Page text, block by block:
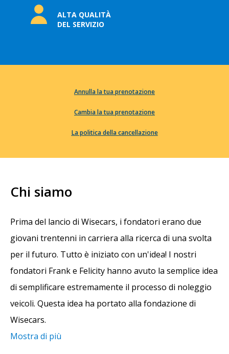
ALTA QUALITÀ
DEL SERVIZIO
Annulla la tua prenotazione
Cambia la tua prenotazione
La politica della cancellazione
Chi siamo
Prima del lancio di Wisecars, i fondatori erano due
giovani trentenni in carriera alla ricerca di una svolta
per il futuro. Tutto è iniziato con un'idea! I nostri
fondatori Frank e Felicity hanno avuto la semplice idea
di semplificare estremamente il processo di noleggio
veicoli. Questa idea ha portato alla fondazione di
Wisecars.
Mostra di più